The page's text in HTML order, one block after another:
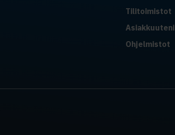
Tilitoimistot
Asiakkuuteni
Ohjelmistot